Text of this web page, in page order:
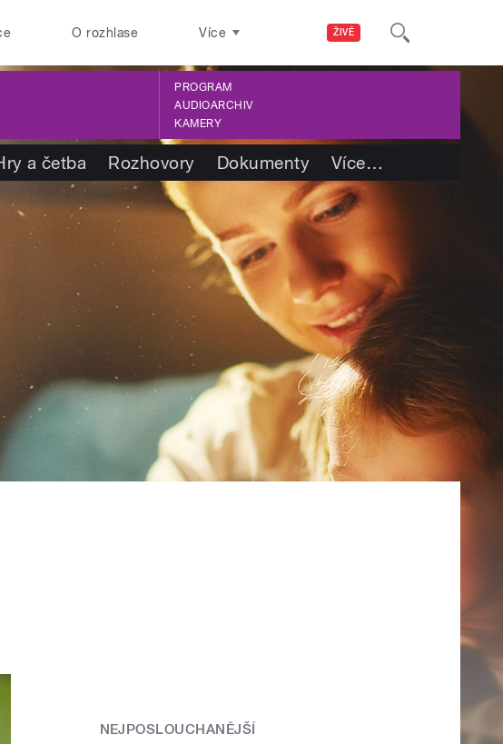
ŽIVĚ
O rozhlase Více
PROGRAM
AUDIOARCHIV
KAMERY
a četba Rozhovory Dokumenty Více…
NEJPOSLOUCHANĚJŠÍ